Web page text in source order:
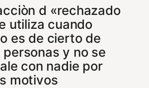
d «rechazado
utiliza cuando
es de cierto de
y no se
con nadie por
motivos